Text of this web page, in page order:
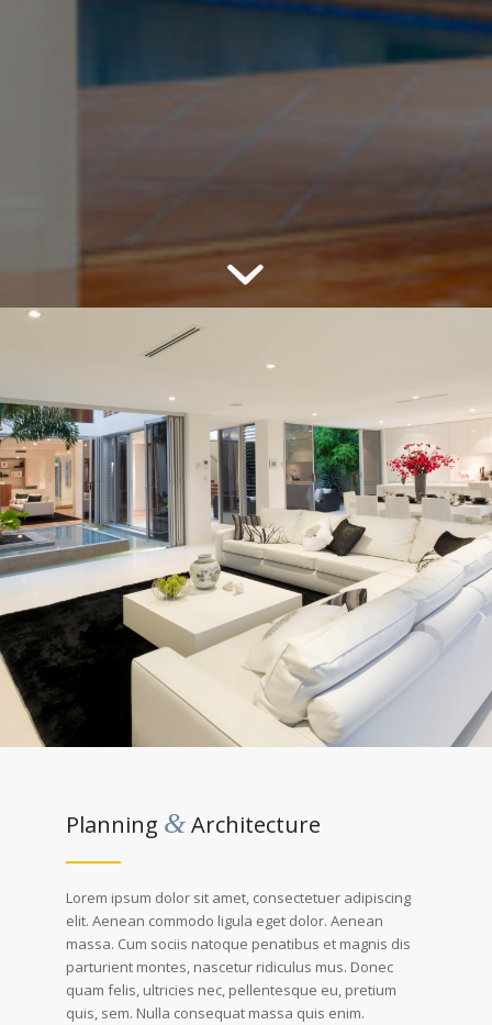
Planning &Architecture
Lorem ipsum dolor sit amet, consectetuer adipiscing
elit. Aenean commodo ligula eget dolor. Aenean
massa. Cum sociis natoque penatibus et magnis dis
parturient montes, nascetur ridiculus mus. Donec
quam felis, ultricies nec, pellentesque eu, pretium
quis, sem. Nulla consequat massa quis enim.